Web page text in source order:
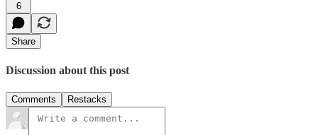
6
Share
Discussion about this post
Comments Restacks